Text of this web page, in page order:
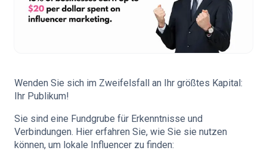
Wenden Sie sich im Zweifelsfall an Ihr größtes Kapital:
Ihr Publikum!
Sie sind eine Fundgrube für Erkenntnisse und
Verbindungen. Hier erfahren Sie, wie Sie sie nutzen
können, um lokale Influencer zu finden: